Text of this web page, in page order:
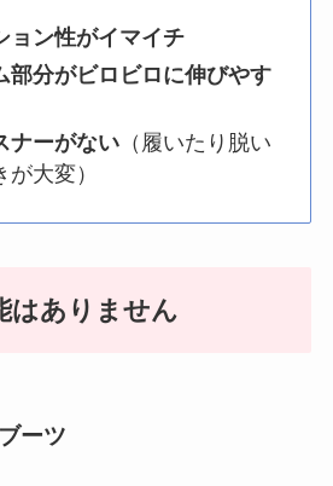
ョン性がイマイチ
部分がビロビロに伸びやす
ナーがない（履いたり脱い
大変）
はありません
ーツ